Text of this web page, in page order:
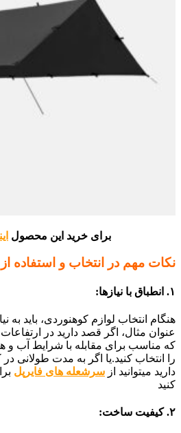
برای خرید این محصول
نکات مهم در انتخاب و استفاده
۱. انطباق با نیازها:
هنگام انتخاب لوازم کوهنوردی، باید به
عنوان مثال، اگر قصد دارید در
که مناسب برای مقابله با شرایط آب و
را انتخاب کنید.یا اگر به مدت طولانی
دارید میتوانید از سرشعله های فایرپل
کنید
۲. کیفیت ساخت: